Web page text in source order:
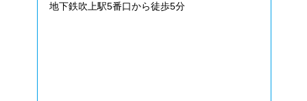
地下鉄吹上駅5番口から徒歩5分